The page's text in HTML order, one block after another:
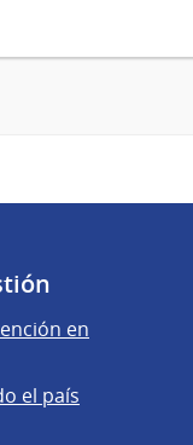
en
el país